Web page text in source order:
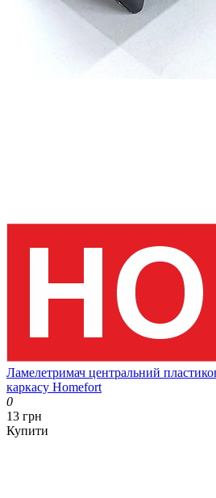
Ламелетримач центральний
каркасу Homefort
0
13 грн
Купити